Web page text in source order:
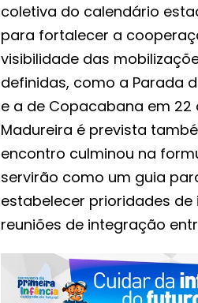
coletiva do calendário
para fortalecer a
visibilidade das
definidas, como a Parada
e a de Copacabana em
Madureira é prevista
encontro culminou na
servirão como um guia
estabelecer prioridades
reuniões de integração